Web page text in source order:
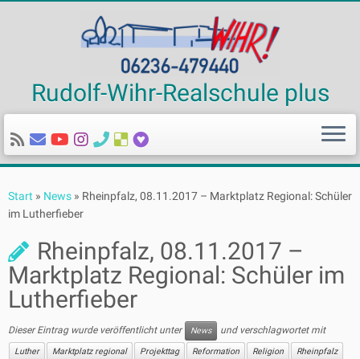
Inhalt
springen
Rudolf-Wihr-Realschule plus
Start » News » Rheinpfalz, 08.11.2017 – Marktplatz Regional: Schüler
im Lutherfieber
Rheinpfalz, 08.11.2017 –
Marktplatz Regional: Schüler im
Lutherfieber
Dieser Eintrag wurde veröffentlicht unter News und verschlagwortet mit
Luther Marktplatz regional Projekttag Reformation Religion Rheinpfalz